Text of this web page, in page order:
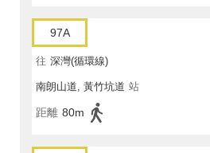
97A
往 深灣(循環線)
南朗山道, 黃竹坑道 站
距離 80m